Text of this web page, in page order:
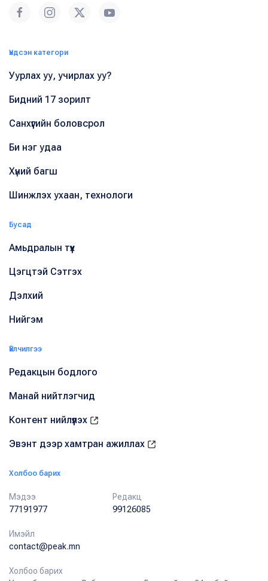
Үндсэн категори
Уурлах уу, учирлах уу?
Бидний 17 зорилт
Санхүүгийн боловсрол
Би нэг удаа
Хүний багш
Шинжлэх ухаан, технологи
Бусад
Амьдралын түүх
Цэгцтэй Сэтгэх
Дэлхий
Нийгэм
Үйлчилгээ
Редакцын бодлого
Манай нийтлэгчид
Контент нийлүүлэх
Эвэнт дээр хамтран ажиллах
Холбоо барих
Мэдээ
77191977
Редакц
99126085
Имэйл
contact@peak.mn
Холбоо барих